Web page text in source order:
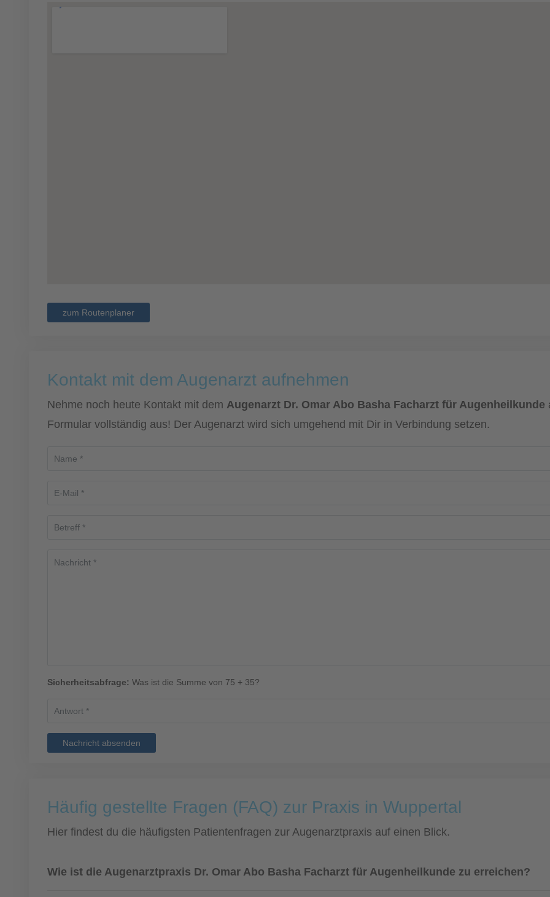
zum Routenplaner
Kontakt mit dem Augenarzt aufnehmen
Nehme noch heute Kontakt mit dem Augenarzt Dr. Omar Abo Basha Facharzt für Augenheilkunde
Formular vollständig aus! Der Augenarzt wird sich umgehend mit Dir in Verbindung setzen.
Sicherheitsabfrage: Was ist die Summe von 75 + 35?
Nachricht absenden
Häufig gestellte Fragen (FAQ) zur Praxis in Wuppertal
Hier findest du die häufigsten Patientenfragen zur Augenarztpraxis auf einen Blick.
Wie ist die Augenarztpraxis Dr. Omar Abo Basha Facharzt für Augenheilkunde zu erreichen?